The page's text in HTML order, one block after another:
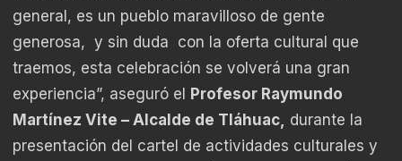
general, es un pueblo maravilloso de gente
generosa, y sin duda con la oferta cultural que
traemos, esta celebración se volverá una gran
experiencia”, aseguró el Profesor Raymundo
Martínez Vite – Alcalde de Tláhuac, durante la
presentación del cartel de actividades culturales y